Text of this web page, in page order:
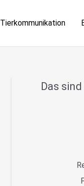
Tierkommunikation
Das